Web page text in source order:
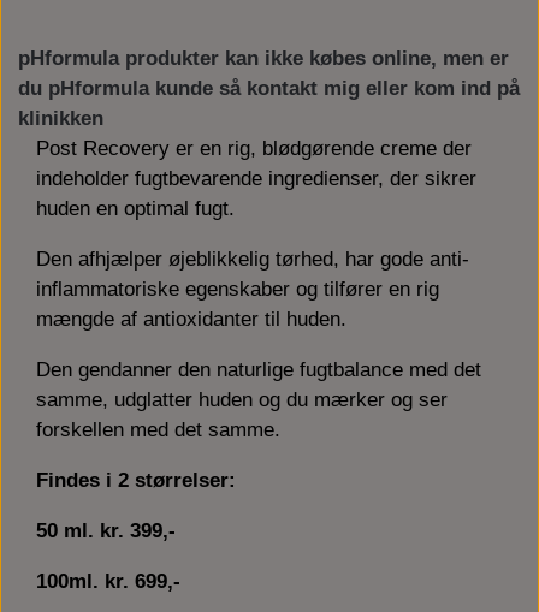
pHformula produkter kan ikke købes online, men er
du pHformula kunde så kontakt mig eller kom ind på
klinikken
Post Recovery er en rig, blødgørende creme der
indeholder fugtbevarende ingredienser, der sikrer
huden en optimal fugt.
Den afhjælper øjeblikkelig tørhed, har gode anti-
inflammatoriske egenskaber og tilfører en rig
mængde af antioxidanter til huden.
Den gendanner den naturlige fugtbalance med det
samme, udglatter huden og du mærker og ser
forskellen med det samme.
Findes i 2 størrelser:
50 ml. kr. 399,-
100ml. kr. 699,-